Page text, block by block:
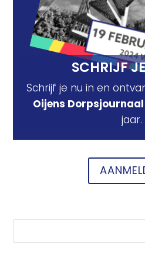
SCHRIJF
Schrijf je nu in en
Oijens Dorpsjournaal
jaar.